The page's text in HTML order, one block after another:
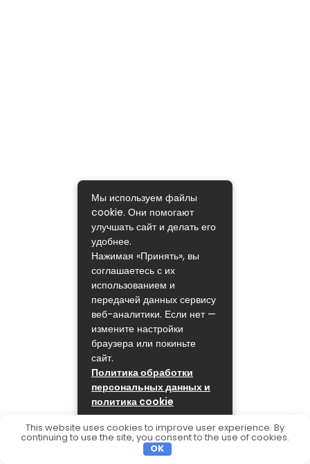
Мы используем файлы
cookie. Они помогают
улучшать сайт и делать его
удобнее.
Нажимая «Принять», вы
соглашаетесь с их
использованием и
передачей данных сервису
веб-аналитики. Если нет —
измените настройки
браузера или покиньте
сайт.
Политика обработки
персональных данных и
политика cookie
ПРИНЯТЬ
This website uses cookies to improve user experience. By
continuing to use the site, you consent to the use of cookies.
OK